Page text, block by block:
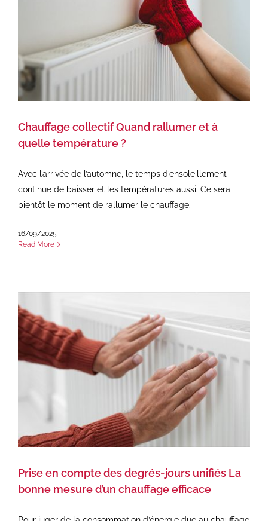
Chauffage collectif Quand rallumer et à
quelle température ?
Avec l’arrivée de l’automne, le temps d’ensoleillement
continue de baisser et les températures aussi. Ce sera
bientôt le moment de rallumer le chauffage.
16/09/2025
Read More
Prise en compte des degrés-jours unifiés La
bonne mesure d’un chauffage efficace